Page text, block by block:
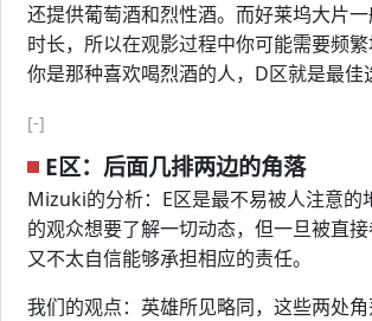
还提供葡萄酒和烈性酒。而好莱坞大片
时长，所以在观影过程中你可能需要频
你是那种喜欢喝烈酒的人，D区就是最佳
[-]
E区：后面几排两边的角落
Mizuki的分析：E区是最不易被人注意的
的观众想要了解一切动态，但一旦被直
又不太自信能够承担相应的责任。
我们的观点：英雄所见略同，这些两处